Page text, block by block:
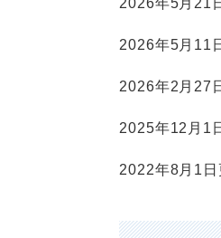
2026年5月21
2026年5月11
2026年2月27
2025年12月1
2022年8月1日